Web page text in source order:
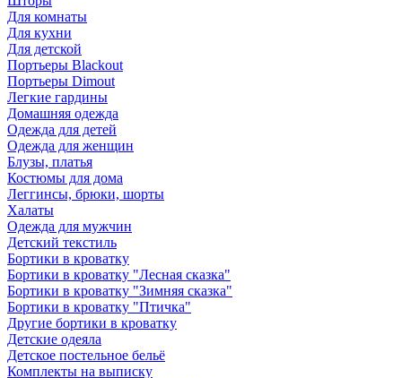
Для комнаты
Для кухни
Для детской
Портьеры Blackout
Портьеры Dimout
Легкие гардины
Домашняя одежда
Одежда для детей
Одежда для женщин
Блузы, платья
Костюмы для дома
Леггинсы, брюки, шорты
Халаты
Одежда для мужчин
Детский текстиль
Бортики в кроватку
Бортики в кроватку "Лесная сказка"
Бортики в кроватку "Зимняя сказка"
Бортики в кроватку "Птичка"
Другие бортики в кроватку
Детские одеяла
Детское постельное бельё
Комплекты на выписку